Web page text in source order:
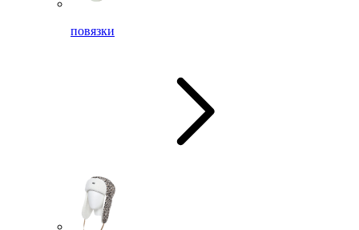
повязки